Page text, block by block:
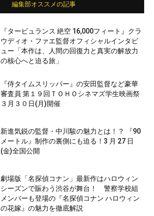
編集部オススメの記事
『タービュランス 絶空 16,000フィート』クラ
ウディオ・ファエ監督オフィシャルインタビ
ュー「本作は、人間の回復力と真実の解放力
の核心へと迫る旅」
『侍タイムスリッパー』の安田監督など豪華
審査員 第１９回ＴＯＨＯシネマズ学生映画祭
３月３０日(月)開催
新進気鋭の監督・中川駿の魅力とは！？ 『90
メートル』制作の裏側にも迫る！3 月 27 日
(金)全国公開
劇場版「名探偵コナン」最新作はハロウィン
シーズンで賑わう渋谷が舞台！ 警察学校組
メンバーも登場の『名探偵コナン ハロウィン
の花嫁』の魅力を徹底解説